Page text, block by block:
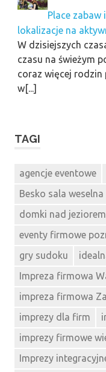
Place zabaw
lokalizacje na
W dzisiejszych
czasu na świeżym
coraz więcej rodzin
w[...]
TAGI
agencje eventowe
Besko sala weselna
domki nad
eventy firmowe
gry sudoku
Impreza firmowa
impreza firmowa
imprezy dla firm
imprezy firmowe
Imprezy